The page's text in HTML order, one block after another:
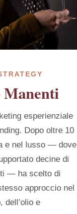
esperienziale
Dopo oltre 10
e nel lusso — dove
decine di
— ha scelto di
approccio nel
dell’olio e